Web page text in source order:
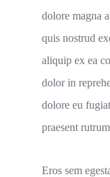
dolore magna
quis nostrud
aliquip ex ea
dolor in
dolore eu
praesent
Eros sem